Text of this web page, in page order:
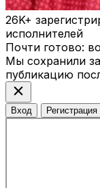
26K+
исполнителей
Почти готово:
Мы сохранили
публикацию
close
Вход Регистрация